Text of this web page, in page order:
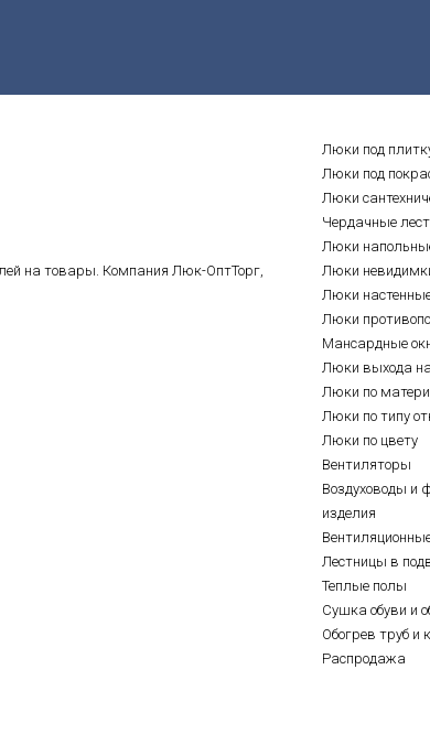
на товары. Компания Люк-ОптТорг,
Люки под
Люки под
Люки
Чердачные
Люки
Люки
Люки
Люки
Мансардные
Люки выхода
Люки по
Люки по типу
Люки по цвету
Вентиляторы
Воздуховоды и
изделия
Лестницы в
Теплые полы
Сушка обуви и
Обогрев труб и
Распродажа